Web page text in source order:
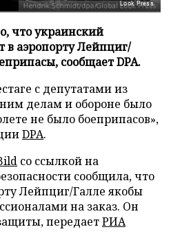
Look Press
что украинский
в аэропорту Лейпциг/
сообщает DPA.
с депутатами из
делам и обороне было
не было боеприпасов»,
DPA.
со ссылкой на
сообщила, что
Лейпциг/Галле якобы
на заказ. Он
передаетРИА